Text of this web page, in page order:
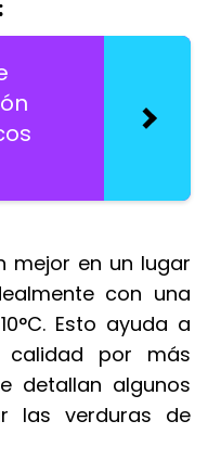
mejor en un lugar
con una
Esto ayuda a
calidad por más
detallan algunos
las verduras de